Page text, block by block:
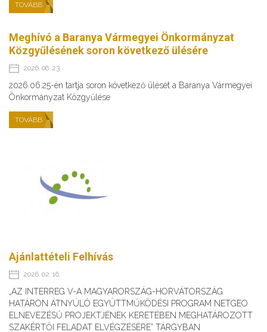
TOVÁBB
Meghívó a Baranya Vármegyei Önkormányzat
Közgyűlésének soron következő ülésére
2026. 06. 23.
2026.06.25-én tartja soron következő ülését a Baranya Vármegyei
Önkormányzat Közgyűlése
TOVÁBB
Ajánlattételi Felhívás
2026. 02. 16.
„AZ INTERREG V-A MAGYARORSZÁG-HORVÁTORSZÁG
HATÁRON ÁTNYÚLÓ EGYÜTTMŰKÖDÉSI PROGRAM NETGEO
ELNEVEZÉSŰ PROJEKTJÉNEK KERETÉBEN MEGHATÁROZOTT
SZAKÉRTŐI FELADAT ELVÉGZÉSÉRE” TÁRGYBAN